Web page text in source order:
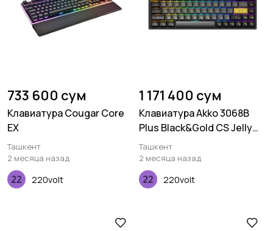
733 600 сум
Клавиатура Cougar Core
EX
Ташкент
2 месяца назад
220volt
1 171 400 сум
Клавиатура Akko 3068B
Plus Black&Gold CS Jelly
Pink RGB
Ташкент
2 месяца назад
220volt